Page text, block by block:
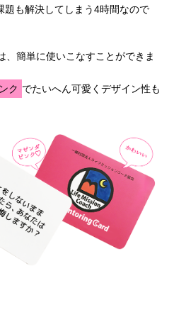
題も解決してしまう4時間なので
、簡単に使いこなすことができま
ク でたいへん可愛くデザイン性も